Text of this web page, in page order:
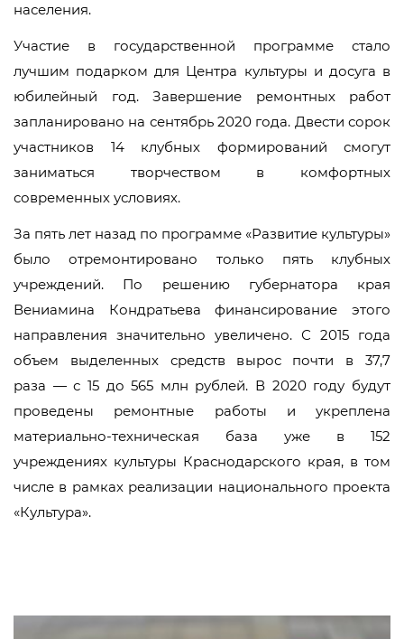
населения.
Участие в государственной программе стало
лучшим подарком для Центра культуры и досуга в
юбилейный год. Завершение ремонтных работ
запланировано на сентябрь 2020 года. Двести сорок
участников 14 клубных формирований смогут
заниматься творчеством в комфортных
современных условиях.
За пять лет назад по программе «Развитие культуры»
было отремонтировано только пять клубных
учреждений. По решению губернатора края
Вениамина Кондратьева финансирование этого
направления значительно увеличено. С 2015 года
объем выделенных средств вырос почти в 37,7
раза — с 15 до 565 млн рублей. В 2020 году будут
проведены ремонтные работы и укреплена
материально-техническая база уже в 152
учреждениях культуры Краснодарского края, в том
числе в рамках реализации национального проекта
«Культура».